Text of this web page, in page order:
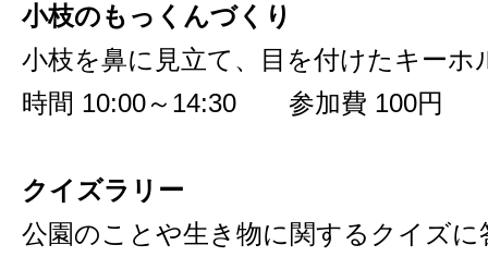
小枝のもっくんづくり
小枝を鼻に見立て、目を付けたキーホ
時間 10:00～14:30 参加費 100
クイズラリー
公園のことや生き物に関するクイズ